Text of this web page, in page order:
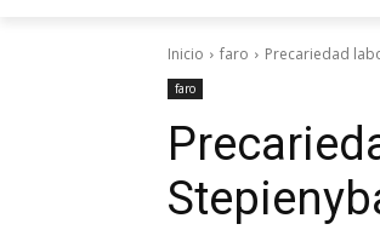
Inicio faro Precariedad
faro